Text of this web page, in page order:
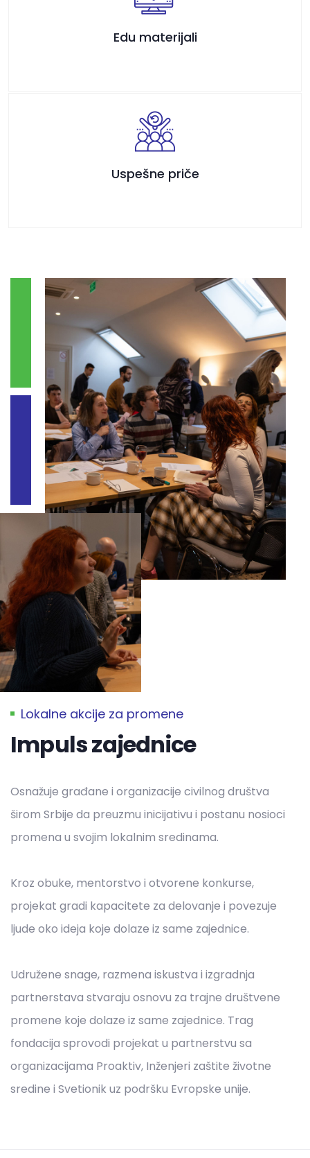
Edu materijali
Uspešne priče
Lokalne akcije za promene
Impuls zajednice
Osnažuje građane i organizacije civilnog društva
širom Srbije da preuzmu inicijativu i postanu nosioci
promena u svojim lokalnim sredinama.
Kroz obuke, mentorstvo i otvorene konkurse,
projekat gradi kapacitete za delovanje i povezuje
ljude oko ideja koje dolaze iz same zajednice.
Udružene snage, razmena iskustva i izgradnja
partnerstava stvaraju osnovu za trajne društvene
promene koje dolaze iz same zajednice. Trag
fondacija sprovodi projekat u partnerstvu sa
organizacijama Proaktiv, Inženjeri zaštite životne
sredine i Svetionik uz podršku Evropske unije.